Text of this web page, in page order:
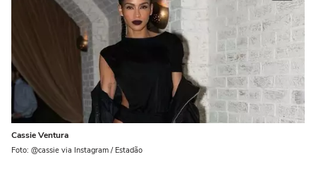
Cassie Ventura
Foto: @cassie via Instagram / Estadão